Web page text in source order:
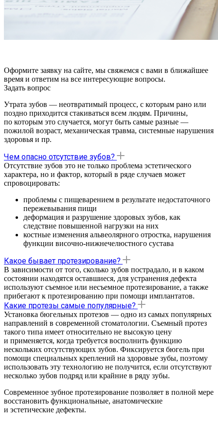
Оформите заявку на сайте, мы свяжемся с вами в ближайшее
время и ответим на все интересующие вопросы.
Задать вопрос
Утрата зубов — неотвратимый процесс, с которым рано или
поздно приходится стакиваться всем людям. Причины,
по которым это случается, могут быть самые разные —
пожилой возраст, механическая травма, системные нарушения
здоровья и пр.
Чем опасно отсутствие зубов?
Отсутствие зубов это не только проблема эстетического
характера, но и фактор, который в ряде случаев может
спровоцировать:
проблемы с пищеварением в результате недостаточного
пережевывания пищи
деформация и разрушение здоровых зубов, как
следствие повышенной нагрузки на них
костные изменения альвеолярного отростка, нарушения
функции височно-нижнечелюстного сустава
Какое бывает протезирование?
В зависимости от того, сколько зубов пострадало, и в каком
состоянии находятся оставшиеся, для устранения дефекта
используют съемное или несъемное протезирование, а также
прибегают к протезированию при помощи имплантатов.
Какие протезы самые популярные?
Установка бюгельных протезов — одно из самых популярных
направлений в современной стоматологии. Съемный протез
такого типа имеет относительно не высокую цену
и применяется, когда требуется восполнить функцию
нескольких отсутствующих зубов. Фиксируется бюгель при
помощи специальных креплений на здоровые зубы, поэтому
использовать эту технологию не получится, если отсутствуют
несколько зубов подряд или крайние в ряду зубы.
Современное зубное протезирование позволяет в полной мере
восстановить функциональные, анатомические
и эстетические дефекты.